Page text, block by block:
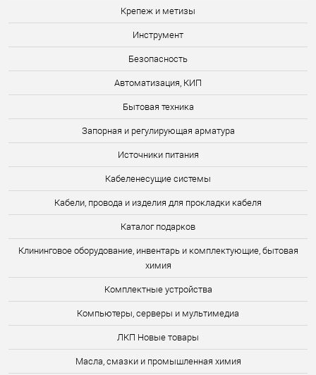
Крепеж и метизы
Инструмент
Безопасность
Автоматизация, КИП
Бытовая техника
Запорная и регулирующая арматура
Источники питания
Кабеленесущие системы
Кабели, провода и изделия для прокладки кабеля
Каталог подарков
Клининговое оборудование, инвентарь и комплектующие, бытовая
химия
Комплектные устройства
Компьютеры, серверы и мультимедиа
ЛКП Новые товары
Масла, смазки и промышленная химия